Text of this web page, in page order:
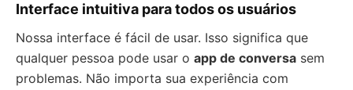
Interface intuitiva para todos os usuários
Nossa interface é fácil de usar. Isso significa que
qualquer pessoa pode usar o app de conversa sem
problemas. Não importa sua experiência com